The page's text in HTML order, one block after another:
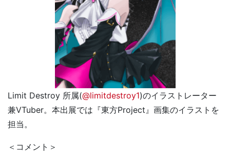
Limit Destroy 所属(@limitdestroy1)のイラストレーター
兼VTuber。本出展では『東方Project』画集のイラストを
担当。
＜コメント＞